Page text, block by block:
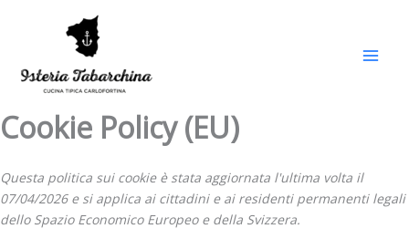
Cookie Policy (EU)
Questa politica sui cookie è stata aggiornata l'ultima volta il
07/04/2026 e si applica ai cittadini e ai residenti permanenti legali
dello Spazio Economico Europeo e della Svizzera.
varie